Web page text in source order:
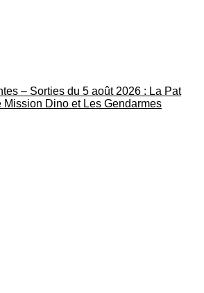
– Sorties du 5 août 2026 : La Pat
Mission Dino et Les Gendarmes